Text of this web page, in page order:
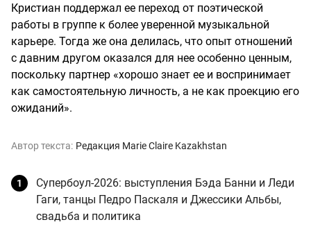
Кристиан поддержал ее переход от поэтической
работы в группе к более уверенной музыкальной
карьере. Тогда же она делилась, что опыт отношений
с давним другом оказался для нее особенно ценным,
поскольку партнер «хорошо знает ее и воспринимает
как самостоятельную личность, а не как проекцию его
ожиданий».
Автор текста: Редакция Marie Claire Kazakhstan
Супербоул-2026: выступления Бэда Банни и Леди
Гаги, танцы Педро Паскаля и Джессики Альбы,
свадьба и политика